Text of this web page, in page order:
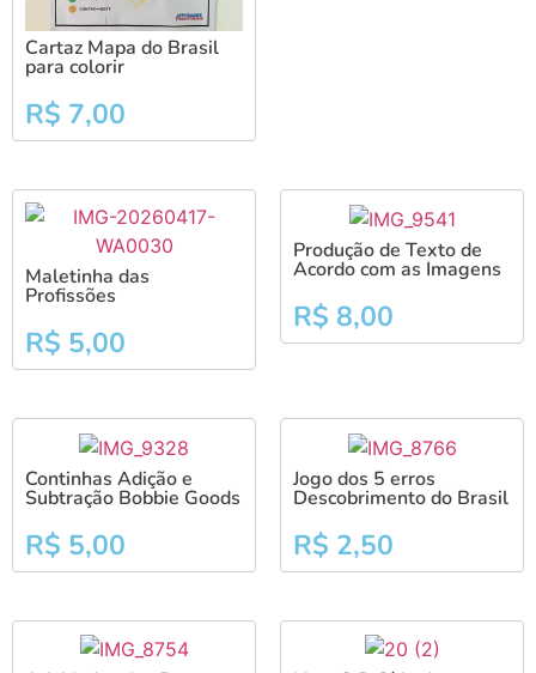
Cartaz Mapa do Brasil
para colorir
R$ 7,00
Maletinha das
Profissões
R$ 5,00
Produção de Texto de
Acordo com as Imagens
R$ 8,00
Continhas Adição e
Subtração Bobbie Goods
R$ 5,00
Jogo dos 5 erros
Descobrimento do Brasil
R$ 2,50